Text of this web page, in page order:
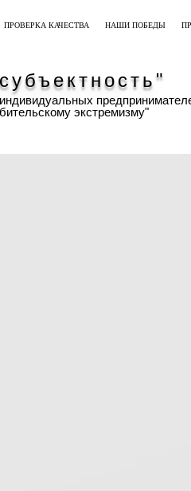
ПРОВЕРКА КАЧЕСТВА НАШИ ПОБЕДЫ
экстремизму"